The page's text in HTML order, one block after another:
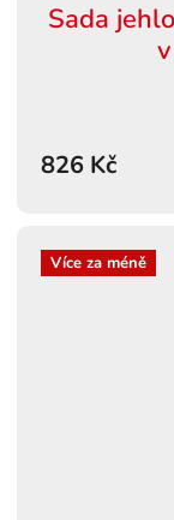
Sada
826 Kč
Více za méně